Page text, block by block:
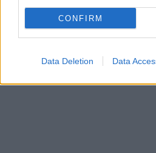
CONFIRM
Data Deletion Data